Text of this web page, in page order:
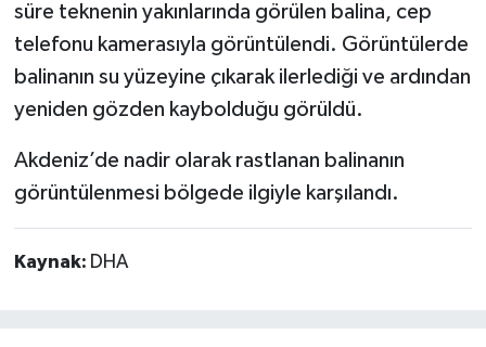
süre teknenin yakınlarında görülen balina, cep
telefonu kamerasıyla görüntülendi. Görüntülerde
balinanın su yüzeyine çıkarak ilerlediği ve ardından
yeniden gözden kaybolduğu görüldü.
Akdeniz’de nadir olarak rastlanan balinanın
görüntülenmesi bölgede ilgiyle karşılandı.
Kaynak: DHA